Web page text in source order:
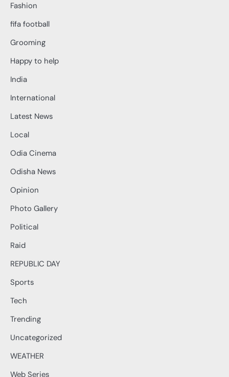
Fashion
fifa football
Grooming
Happy to help
India
International
Latest News
Local
Odia Cinema
Odisha News
Opinion
Photo Gallery
Political
Raid
REPUBLIC DAY
Sports
Tech
Trending
Uncategorized
WEATHER
Web Series